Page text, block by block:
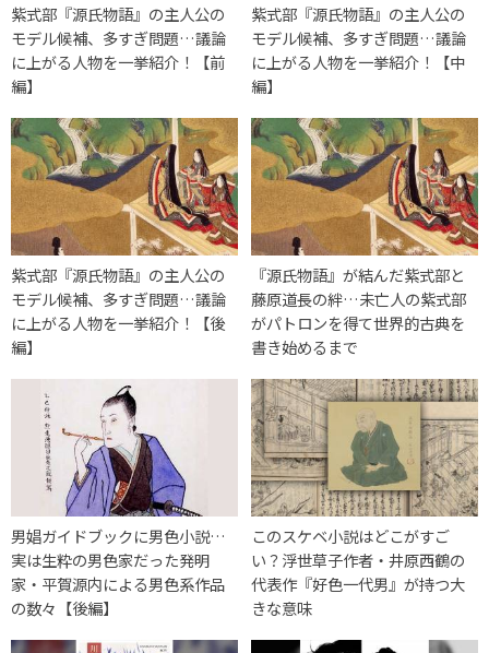
紫式部『源氏物語』の主人公の
モデル候補、多すぎ問題…議論
に上がる人物を一挙紹介！【前
編】
紫式部『源氏物語』の主人公の
モデル候補、多すぎ問題…議論
に上がる人物を一挙紹介！【中
編】
紫式部『源氏物語』の主人公の
モデル候補、多すぎ問題…議論
に上がる人物を一挙紹介！【後
編】
『源氏物語』が結んだ紫式部と
藤原道長の絆…未亡人の紫式部
がパトロンを得て世界的古典を
書き始めるまで
男娼ガイドブックに男色小説…
実は生粋の男色家だった発明
家・平賀源内による男色系作品
の数々【後編】
このスケベ小説はどこがすご
い？浮世草子作者・井原西鶴の
代表作『好色一代男』が持つ大
きな意味